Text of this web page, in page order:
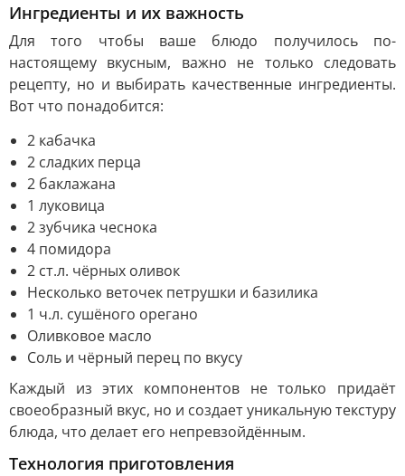
Ингредиенты и их важность
Для того чтобы ваше блюдо получилось по-
настоящему вкусным, важно не только следовать
рецепту, но и выбирать качественные ингредиенты.
Вот что понадобится:
2 кабачка
2 сладких перца
2 баклажана
1 луковица
2 зубчика чеснока
4 помидора
2 ст.л. чёрных оливок
Несколько веточек петрушки и базилика
1 ч.л. сушёного орегано
Оливковое масло
Соль и чёрный перец по вкусу
Каждый из этих компонентов не только придаёт
своеобразный вкус, но и создает уникальную текстуру
блюда, что делает его непревзойдённым.
Технология приготовления